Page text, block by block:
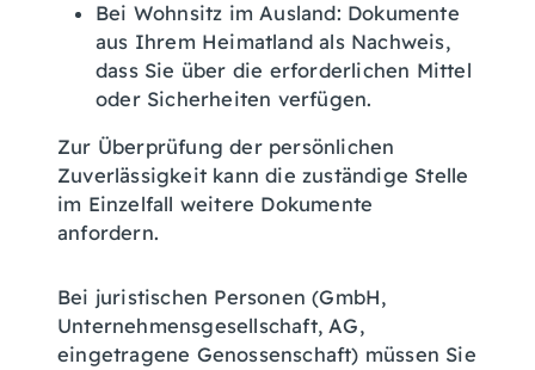
Bei Wohnsitz im Ausland: Dokumente
aus Ihrem Heimatland als Nachweis,
dass Sie über die erforderlichen Mittel
oder Sicherheiten verfügen.
Zur Überprüfung der persönlichen
Zuverlässigkeit kann die zuständige Stelle
im Einzelfall weitere Dokumente
anfordern.
Bei juristischen Personen (GmbH,
Unternehmensgesellschaft, AG,
eingetragene Genossenschaft) müssen Sie